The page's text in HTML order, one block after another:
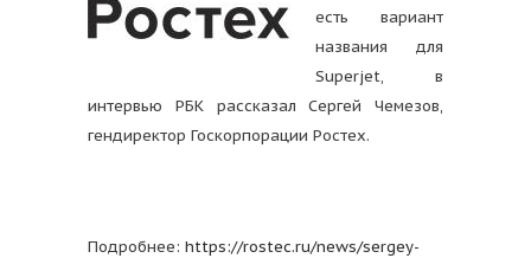
есть вариант
названия для
Superjet, в
интервью РБК рассказал Сергей Чемезов,
гендиректор Госкорпорации Ростех.
Подробнее: https://rostec.ru/news/sergey-